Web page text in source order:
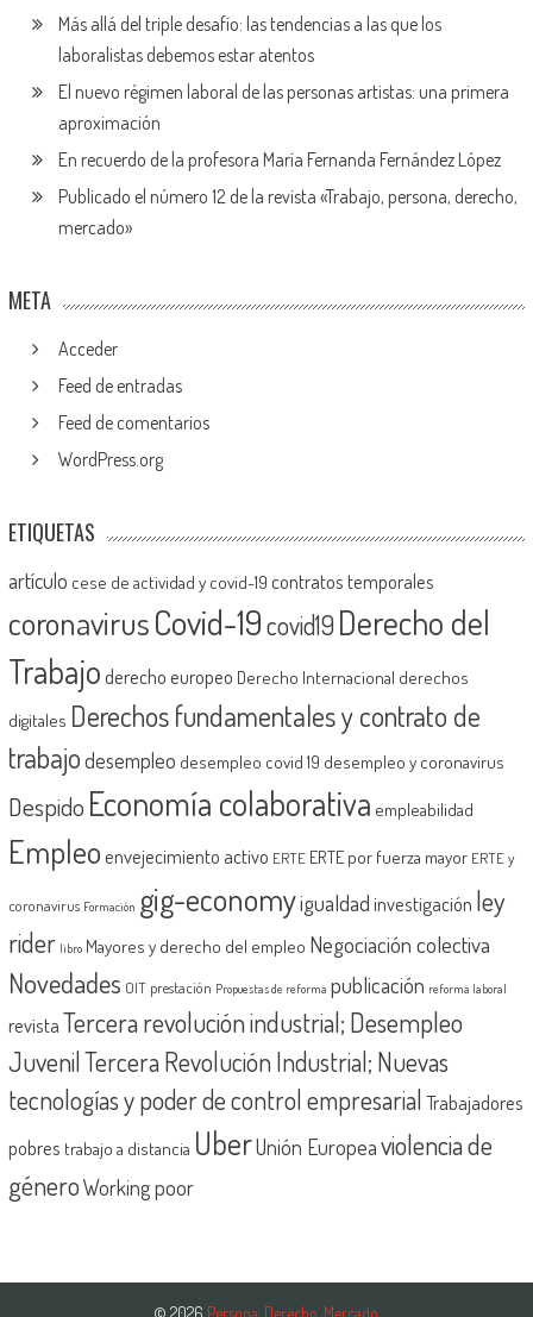
Más allá del triple desafío: las tendencias a las que los
laboralistas debemos estar atentos
El nuevo régimen laboral de las personas artistas: una primera
aproximación
En recuerdo de la profesora María Fernanda Fernández López
Publicado el número 12 de la revista «Trabajo, persona, derecho,
mercado»
META
Acceder
Feed de entradas
Feed de comentarios
WordPress.org
ETIQUETAS
artículo cese de actividad y covid-19 contratos temporales
coronavirusCovid-19covid19 Derecho del
Trabajoderecho europeo Derecho Internacional derechos
digitales Derechos fundamentales y contrato de
trabajodesempleo desempleo covid 19 desempleo y coronavirus
Despido Economía colaborativa empleabilidad
Empleoenvejecimiento activo ERTE ERTE por fuerza mayor ERTE y
coronavirus Formación gig-economyigualdadinvestigación ley
rider libro Mayores y derecho del empleo Negociación colectiva
Novedades OIT prestación Propuestas de reforma publicación reforma laboral
revistaTercera revolución industrial; Desempleo
JuvenilTercera Revolución Industrial; Nuevas
tecnologías y poder de control empresarial Trabajadores
pobres trabajo a distancia UberUnión Europeaviolencia de
géneroWorking poor
© 2026 Persona, Derecho, Mercado